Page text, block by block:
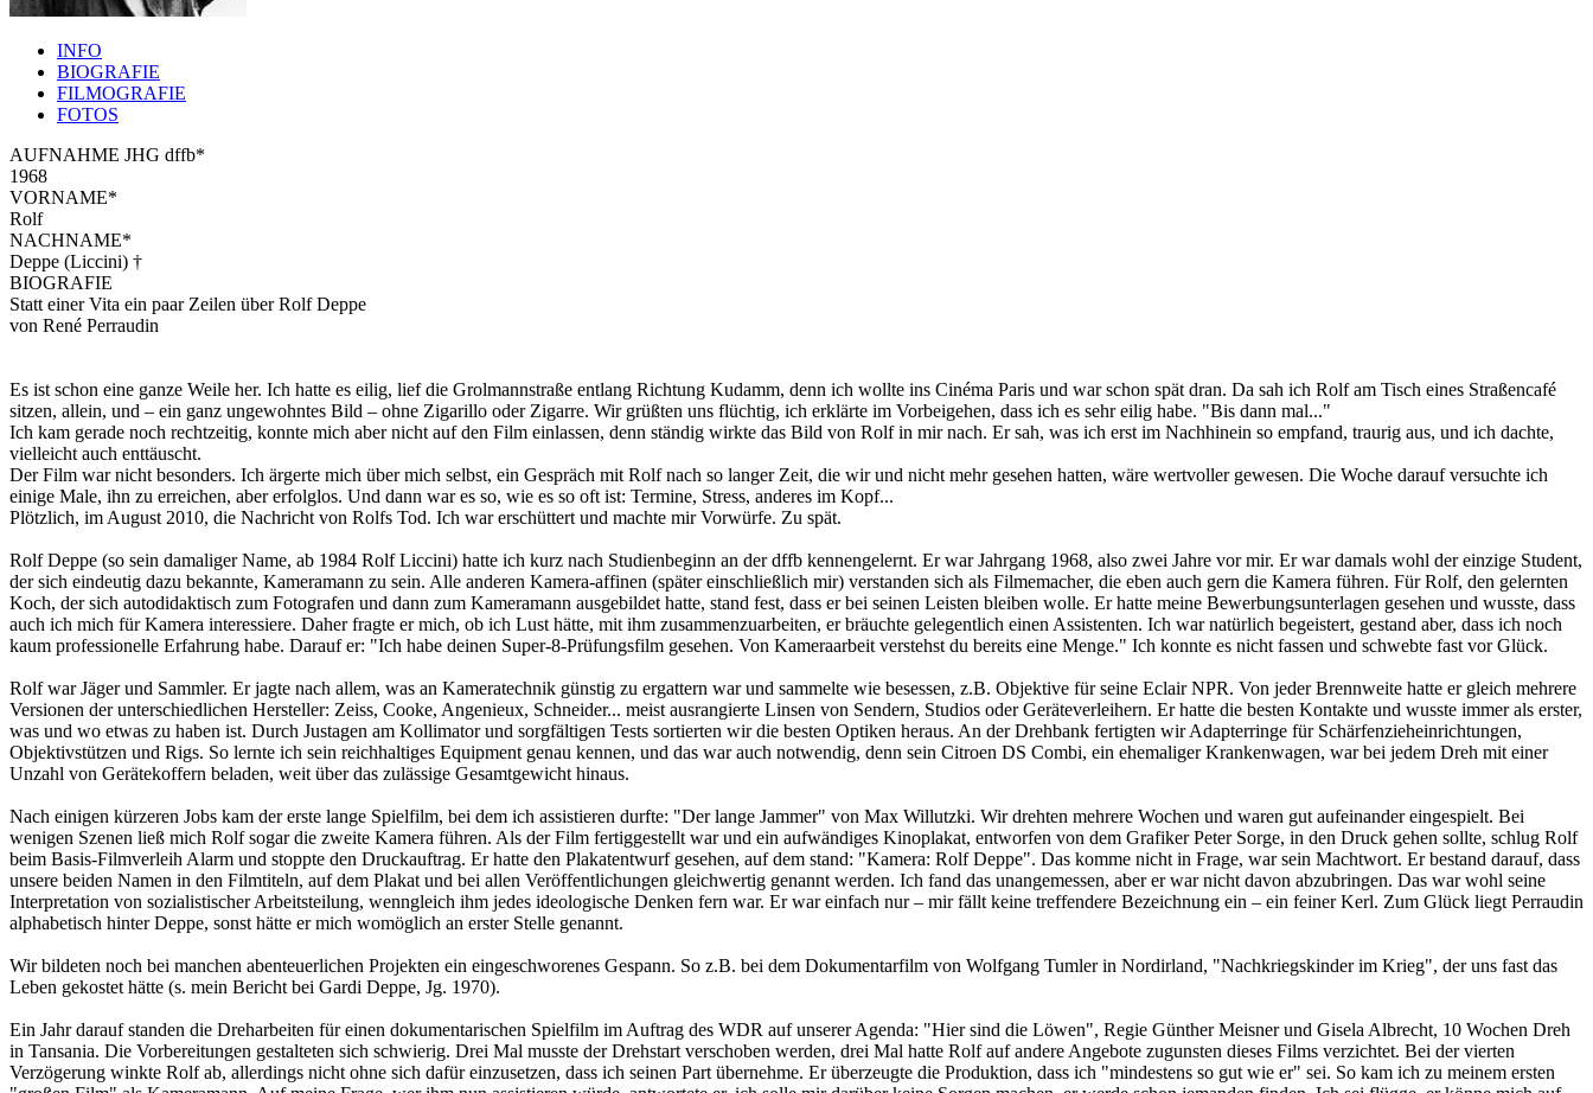
INFO
BIOGRAFIE
FILMOGRAFIE
FOTOS
AUFNAHME JHG dffb*
1968
VORNAME*
Rolf
NACHNAME*
Deppe (Liccini) †
BIOGRAFIE
Statt einer Vita ein paar Zeilen über Rolf Deppe
von René Perraudin
Es ist schon eine ganze Weile her. Ich hatte es eilig, lief die Grolmannstraße entlang Richtung Kudamm, denn ich wollte ins Cinéma Paris und war schon spät dran. Da sah ich Rolf am Tisch eines Straßencafé
sitzen, allein, und – ein ganz ungewohntes Bild – ohne Zigarillo oder Zigarre. Wir grüßten uns flüchtig, ich erklärte im Vorbeigehen, dass ich es sehr eilig habe. "Bis dann mal..."
Ich kam gerade noch rechtzeitig, konnte mich aber nicht auf den Film einlassen, denn ständig wirkte das Bild von Rolf in mir nach. Er sah, was ich erst im Nachhinein so empfand, traurig aus, und ich dachte,
vielleicht auch enttäuscht.
Der Film war nicht besonders. Ich ärgerte mich über mich selbst, ein Gespräch mit Rolf nach so langer Zeit, die wir und nicht mehr gesehen hatten, wäre wertvoller gewesen. Die Woche darauf versuchte ich
einige Male, ihn zu erreichen, aber erfolglos. Und dann war es so, wie es so oft ist: Termine, Stress, anderes im Kopf...
Plötzlich, im August 2010, die Nachricht von Rolfs Tod. Ich war erschüttert und machte mir Vorwürfe. Zu spät.
Rolf Deppe (so sein damaliger Name, ab 1984 Rolf Liccini) hatte ich kurz nach Studienbeginn an der dffb kennengelernt. Er war Jahrgang 1968, also zwei Jahre vor mir. Er war damals wohl der einzige Student,
der sich eindeutig dazu bekannte, Kameramann zu sein. Alle anderen Kamera-affinen (später einschließlich mir) verstanden sich als Filmemacher, die eben auch gern die Kamera führen. Für Rolf, den gelernten
Koch, der sich autodidaktisch zum Fotografen und dann zum Kameramann ausgebildet hatte, stand fest, dass er bei seinen Leisten bleiben wolle. Er hatte meine Bewerbungsunterlagen gesehen und wusste, dass
auch ich mich für Kamera interessiere. Daher fragte er mich, ob ich Lust hätte, mit ihm zusammenzuarbeiten, er bräuchte gelegentlich einen Assistenten. Ich war natürlich begeistert, gestand aber, dass ich noch
kaum professionelle Erfahrung habe. Darauf er: "Ich habe deinen Super-8-Prüfungsfilm gesehen. Von Kameraarbeit verstehst du bereits eine Menge." Ich konnte es nicht fassen und schwebte fast vor Glück.
Rolf war Jäger und Sammler. Er jagte nach allem, was an Kameratechnik günstig zu ergattern war und sammelte wie besessen, z.B. Objektive für seine Eclair NPR. Von jeder Brennweite hatte er gleich mehrere
Versionen der unterschiedlichen Hersteller: Zeiss, Cooke, Angenieux, Schneider... meist ausrangierte Linsen von Sendern, Studios oder Geräteverleihern. Er hatte die besten Kontakte und wusste immer als erster,
was und wo etwas zu haben ist. Durch Justagen am Kollimator und sorgfältigen Tests sortierten wir die besten Optiken heraus. An der Drehbank fertigten wir Adapterringe für Schärfenzieheinrichtungen,
Objektivstützen und Rigs. So lernte ich sein reichhaltiges Equipment genau kennen, und das war auch notwendig, denn sein Citroen DS Combi, ein ehemaliger Krankenwagen, war bei jedem Dreh mit einer
Unzahl von Gerätekoffern beladen, weit über das zulässige Gesamtgewicht hinaus.
Nach einigen kürzeren Jobs kam der erste lange Spielfilm, bei dem ich assistieren durfte: "Der lange Jammer" von Max Willutzki. Wir drehten mehrere Wochen und waren gut aufeinander eingespielt. Bei
wenigen Szenen ließ mich Rolf sogar die zweite Kamera führen. Als der Film fertiggestellt war und ein aufwändiges Kinoplakat, entworfen von dem Grafiker Peter Sorge, in den Druck gehen sollte, schlug Rolf
beim Basis-Filmverleih Alarm und stoppte den Druckauftrag. Er hatte den Plakatentwurf gesehen, auf dem stand: "Kamera: Rolf Deppe". Das komme nicht in Frage, war sein Machtwort. Er bestand darauf, dass
unsere beiden Namen in den Filmtiteln, auf dem Plakat und bei allen Veröffentlichungen gleichwertig genannt werden. Ich fand das unangemessen, aber er war nicht davon abzubringen. Das war wohl seine
Interpretation von sozialistischer Arbeitsteilung, wenngleich ihm jedes ideologische Denken fern war. Er war einfach nur – mir fällt keine treffendere Bezeichnung ein – ein feiner Kerl. Zum Glück liegt Perraudin
alphabetisch hinter Deppe, sonst hätte er mich womöglich an erster Stelle genannt.
Wir bildeten noch bei manchen abenteuerlichen Projekten ein eingeschworenes Gespann. So z.B. bei dem Dokumentarfilm von Wolfgang Tumler in Nordirland, "Nachkriegskinder im Krieg", der uns fast das
Leben gekostet hätte (s. mein Bericht bei Gardi Deppe, Jg. 1970).
Ein Jahr darauf standen die Dreharbeiten für einen dokumentarischen Spielfilm im Auftrag des WDR auf unserer Agenda: "Hier sind die Löwen", Regie Günther Meisner und Gisela Albrecht, 10 Wochen Dreh
in Tansania. Die Vorbereitungen gestalteten sich schwierig. Drei Mal musste der Drehstart verschoben werden, drei Mal hatte Rolf auf andere Angebote zugunsten dieses Films verzichtet. Bei der vierten
Verzögerung winkte Rolf ab, allerdings nicht ohne sich dafür einzusetzen, dass ich seinen Part übernehme. Er überzeugte die Produktion, dass ich "mindestens so gut wie er" sei. So kam ich zu meinem ersten